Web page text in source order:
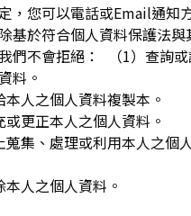
，您可以電話或Email通知
基於符合個人資料保護法與
們不會拒絕： （1）查詢
料。
本人之個人資料複製本。
或更正本人之個人資料。
蒐集、處理或利用本人之個
本人之個人資料。